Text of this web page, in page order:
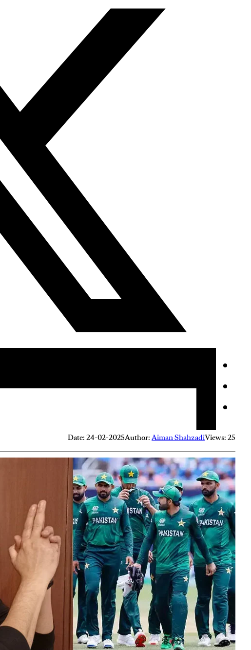
Date: 24-02-2025Author:Aiman ShahzadiViews: 25